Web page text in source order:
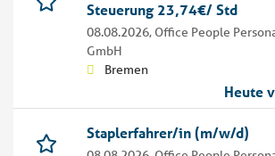
Steuerung 23,74€/ Std
08.08.2026, Office People
GmbH
Bremen
Heute
Staplerfahrer/in (m/w/d)